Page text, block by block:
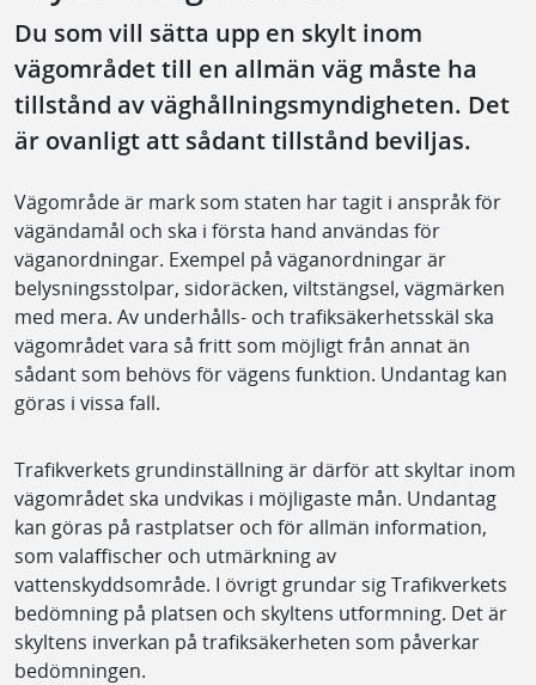
Du som vill sätta upp en skylt inom
vägområdet till en allmän väg måste ha
tillstånd av väghållningsmyndigheten. Det
är ovanligt att sådant tillstånd beviljas.
Vägområde är mark som staten har tagit i anspråk för
vägändamål och ska i första hand användas för
väganordningar. Exempel på väganordningar är
belysningsstolpar, sidoräcken, viltstängsel, vägmärken
med mera. Av underhålls- och trafiksäkerhetsskäl ska
vägområdet vara så fritt som möjligt från annat än
sådant som behövs för vägens funktion. Undantag kan
göras i vissa fall.
Trafikverkets grundinställning är därför att skyltar inom
vägområdet ska undvikas i möjligaste mån. Undantag
kan göras på rastplatser och för allmän information,
som valaffischer och utmärkning av
vattenskyddsområde. I övrigt grundar sig Trafikverkets
bedömning på platsen och skyltens utformning. Det är
skyltens inverkan på trafiksäkerheten som påverkar
bedömningen.